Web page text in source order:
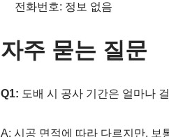
전화번호: 정보 없음
자주 묻는 질문
Q1: 도배 시 공사 기간은 얼마나
A: 시공 면적에 따라 다르지만, 보